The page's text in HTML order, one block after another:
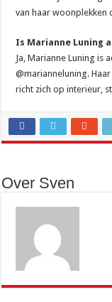
van haar woonplekken
Is Marianne Luning
Ja, Marianne Luning is
@marianneluning.
richt zich op interieur,
Over Sven